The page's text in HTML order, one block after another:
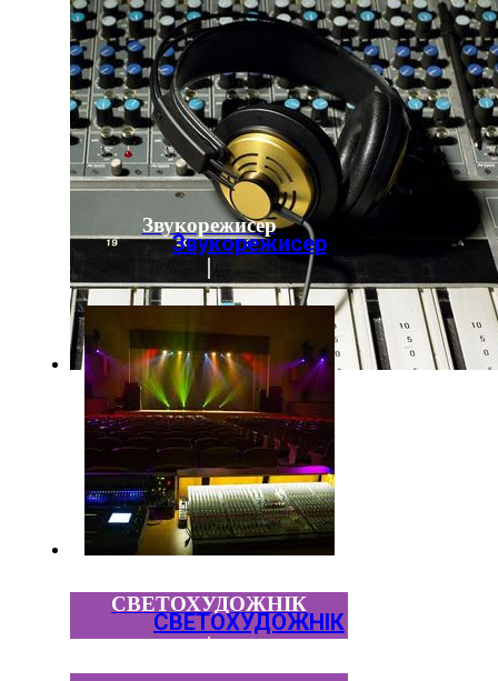
Звукорежисер
Звукорежисер
СВЕТОХУДОЖНІК
СВЕТОХУДОЖНІК